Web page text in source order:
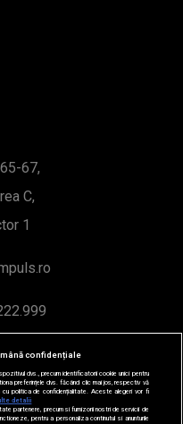
67,
C,
1
222.999
confidențiale
dvs., precum identificatorii cookie unici pentru
preferințele dvs. făcând clic mai jos, respectiv vă
cu politica de confidențialitate. Aceste alegeri vor fi
detalii
partenere, precum si furnizorii nostri de servicii de
pentru a personaliza continutul si anunturile